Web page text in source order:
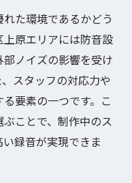
た環境であるかどう
原エリアには防音設
ノイズの影響を受け
スタッフの対応力や
要素の一つです。こ
ことで、制作中のス
録音が実現できま